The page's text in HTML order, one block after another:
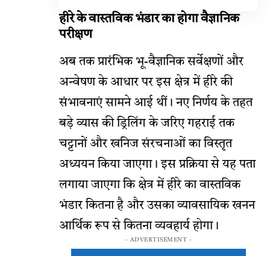
हीरे के वास्तविक भंडार का होगा वैज्ञानिक
परीक्षण
अब तक प्रारंभिक भू-वैज्ञानिक सर्वेक्षणों और
अन्वेषण के आधार पर इस क्षेत्र में हीरे की
संभावनाएं सामने आई थीं। नए निर्णय के तहत
बड़े व्यास की ड्रिलिंग के जरिए गहराई तक
चट्टानों और खनिज संरचनाओं का विस्तृत
अध्ययन किया जाएगा। इस प्रक्रिया से यह पता
लगाया जाएगा कि क्षेत्र में हीरे का वास्तविक
भंडार कितना है और उसका व्यावसायिक खनन
आर्थिक रूप से कितना व्यवहार्य होगा।
- ADVERTISEMENT -